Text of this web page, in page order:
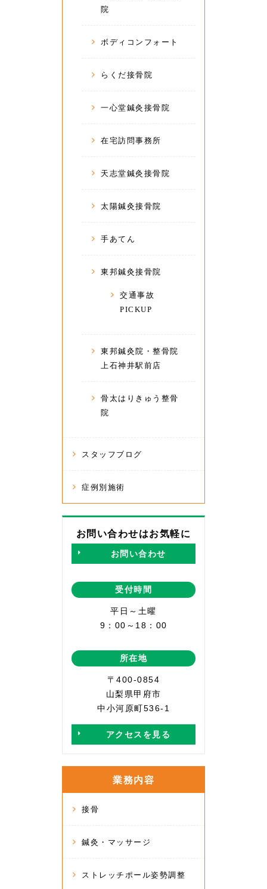
院
ボディコンフォート
らくだ接骨院
一心堂鍼灸接骨院
在宅訪問事務所
天志堂鍼灸接骨院
太陽鍼灸接骨院
手あてん
東邦鍼灸接骨院
交通事故
PICKUP
東邦鍼灸院・整骨院
上石神井駅前店
骨太はりきゅう整骨
院
スタッフブログ
症例別施術
お問い合わせはお気軽に
お問い合わせ
受付時間
平日～土曜
9：00～18：00
所在地
〒400-0854
山梨県甲府市
中小河原町536-1
アクセスを見る
業務内容
接骨
鍼灸・マッサージ
ストレッチポール姿勢調整